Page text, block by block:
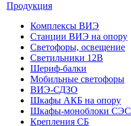
Продукция
Комплексы ВИЭ
Станции ВИЭ на опору
Светофоры, освещение
Светильники 12В
Шериф-балки
Мобильные светофоры
ВИЭ-СДЗО
Шкафы АКБ на опору
Шкафы-моноблоки СЭС
Крепления СБ